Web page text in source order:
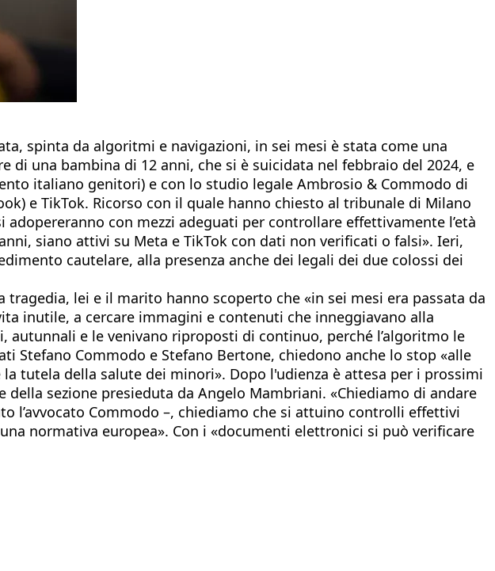
spinta da algoritmi e navigazioni, in sei mesi è stata come una
una bambina di 12 anni, che si è suicidata nel febbraio del 2024, e
italiano genitori) e con lo studio legale Ambrosio & Commodo di
e TikTok. Ricorso con il quale hanno chiesto al tribunale di Milano
con mezzi adeguati per controllare effettivamente l’età
siano attivi su Meta e TikTok con dati non verificati o falsi». Ieri,
cautelare, alla presenza anche dei legali dei due colossi dei
lei e il marito hanno scoperto che «in sei mesi era passata da
inutile, a cercare immagini e contenuti che inneggiavano alla
e le venivano riproposti di continuo, perché l’algoritmo le
Stefano Commodo e Stefano Bertone, chiedono anche lo stop «alle
tutela della salute dei minori». Dopo l'udienza è attesa per i prossimi
sezione presieduta da Angelo Mambriani. «Chiediamo di andare
l’avvocato Commodo –, chiediamo che si attuino controlli effettivi
normativa europea». Con i «documenti elettronici si può verificare